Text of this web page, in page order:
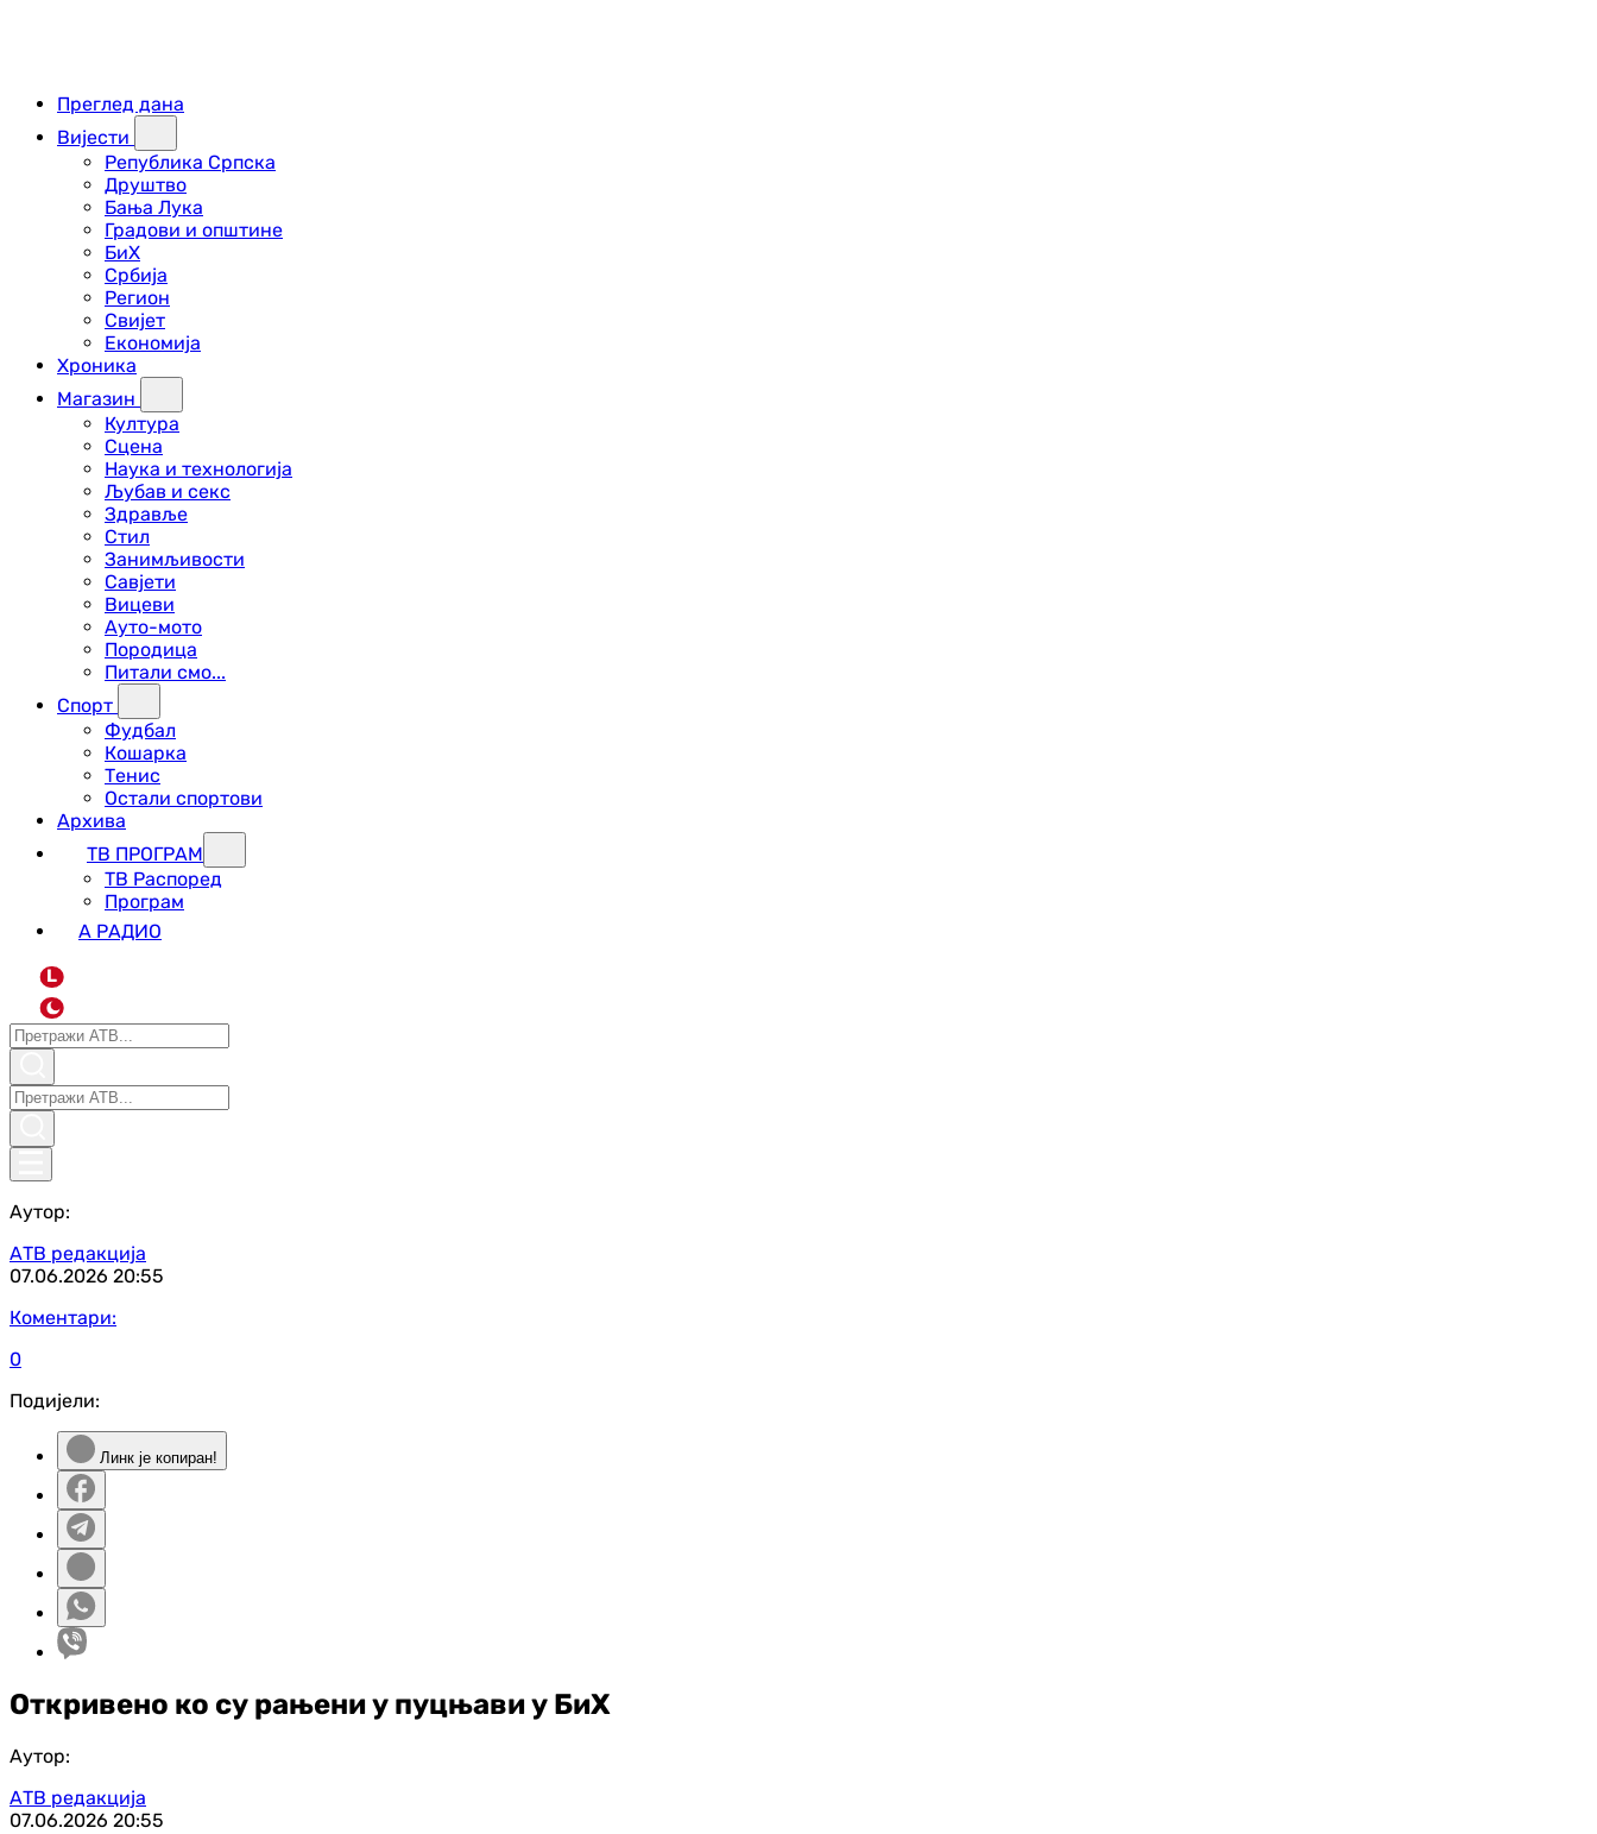
Преглед дана
Вијести
Република Српска
Друштво
Бања Лука
Градови и општине
БиХ
Србија
Регион
Свијет
Економија
Хроника
Магазин
Култура
Сцена
Наука и технологија
Љубав и секс
Здравље
Стил
Занимљивости
Савјети
Вицеви
Ауто-мото
Породица
Питали смо...
Спорт
Фудбал
Кошарка
Тенис
Остали спортови
Архива
ТВ ПРОГРАМ
ТВ Распоред
Програм
А РАДИО
L
Аутор:
АТВ редакција
07.06.2026 20:55
Коментари:
0
Подијели:
Линк је копиран!
Откривено ко су рањени у пуцњави у БиХ
Аутор:
АТВ редакција
07.06.2026 20:55